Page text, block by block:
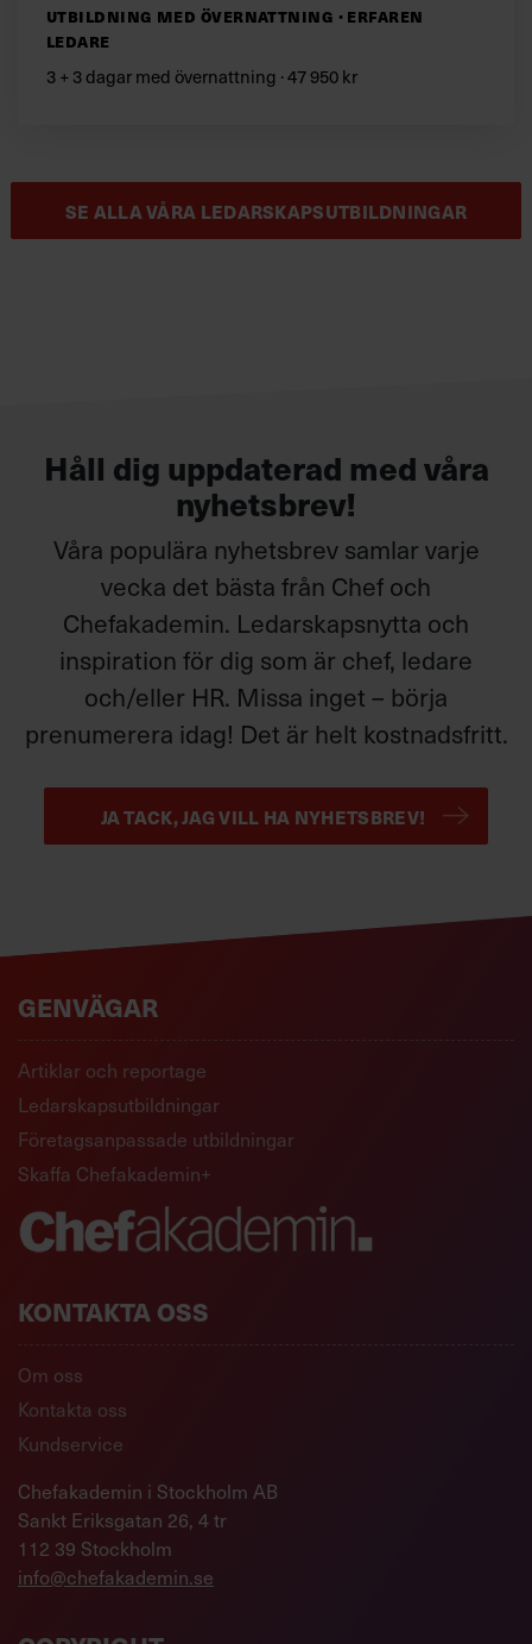
Utbildning med övernattning · Erfaren
ledare
3 + 3 dagar med övernattning · 47 950 kr
SE ALLA VÅRA LEDARSKAPSUTBILDNINGAR
Håll dig uppdaterad med våra
nyhetsbrev!
Våra populära nyhetsbrev samlar varje
vecka det bästa från Chef och
Chefakademin. Ledarskapsnytta och
inspiration för dig som är chef, ledare
och/eller HR. Missa inget – börja
prenumerera idag! Det är helt kostnadsfritt.
JA TACK, JAG VILL HA NYHETSBREV!
GENVÄGAR
Artiklar och reportage
Ledarskapsutbildningar
Företagsanpassade utbildningar
Skaffa Chefakademin+
KONTAKTA OSS
Om oss
Kontakta oss
Kundservice
Chefakademin i Stockholm AB
Sankt Eriksgatan 26, 4 tr
112 39 Stockholm
info@chefakademin.se